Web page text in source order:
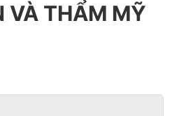
VÀ THẨM MỸ